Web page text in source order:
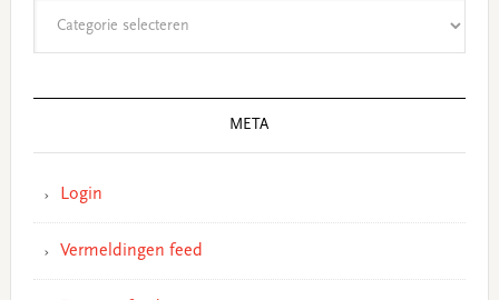
META
Login
Vermeldingen feed